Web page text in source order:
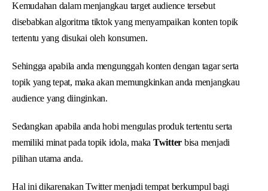
Kemudahan dalam menjangkau target audience tersebut
disebabkan algoritma tiktok yang menyampaikan konten topik
tertentu yang disukai oleh konsumen.
Sehingga apabila anda mengunggah konten dengan tagar serta
topik yang tepat, maka akan memungkinkan anda menjangkau
audience yang diinginkan.
Sedangkan apabila anda hobi mengulas produk tertentu serta
memiliki minat pada topik idola, maka Twitter bisa menjadi
pilihan utama anda.
Hal ini dikarenakan Twitter menjadi tempat berkumpul bagi